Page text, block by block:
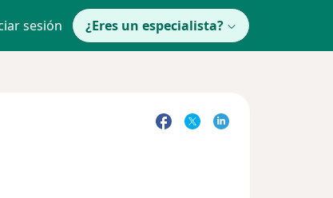
sesión ¿Eres un especialista?